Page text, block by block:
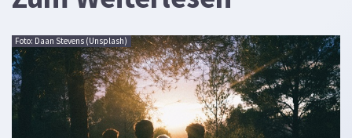
Foto: Daan Stevens (Unsplash)